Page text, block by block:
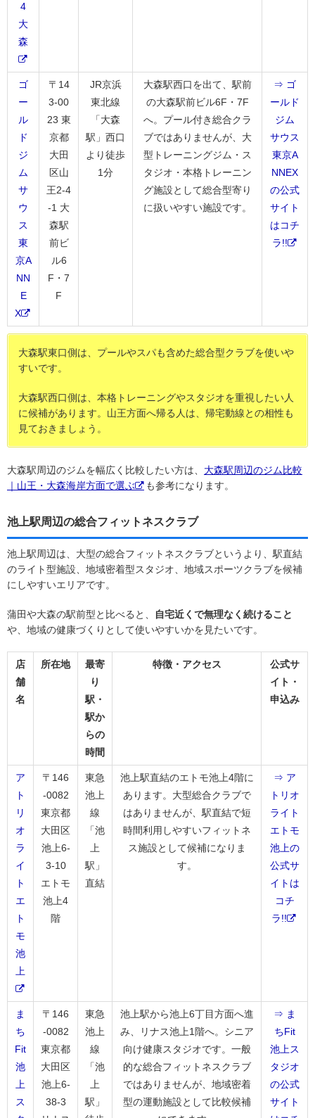
4
大
森
ゴ
ー
ル
ド
ジ
ム
サ
ウ
ス
東
京A
NN
E
X
〒14
3-00
23 東
京都
大田
区山
王2-4
-1 大
森駅
前ビ
ル6
F・7
F
JR京浜
東北線
「大森
駅」西口
より徒歩
1分
大森駅西口を出て、駅前
の大森駅前ビル6F・7F
へ。プール付き総合クラ
ブではありませんが、大
型トレーニングジム・ス
タジオ・本格トレーニン
グ施設として総合型寄り
に扱いやすい施設です。
⇒ ゴ
ールド
ジム
サウス
東京A
NNEX
の公式
サイト
はコチ
ラ!!
大森駅東口側は、プールやスパも含めた総合型クラブを使いや
すいです。
大森駅西口側は、本格トレーニングやスタジオを重視したい人
に候補があります。山王方面へ帰る人は、帰宅動線との相性も
見ておきましょう。
大森駅周辺のジムを幅広く比較したい方は、 大森駅周辺のジム比較
｜山王・大森海岸方面で選ぶ
も参考になります。
池上駅周辺の総合フィットネスクラブ
池上駅周辺は、大型の総合フィットネスクラブというより、駅直結
のライト型施設、地域密着型スタジオ、地域スポーツクラブを候補
にしやすいエリアです。
蒲田や大森の駅前型と比べると、
自宅近くで無理なく続けること
や、地域の健康づくりとして使いやすいかを見たいです。
店
舗
名
所在地
最寄
り
駅・
駅か
らの
時間
特徴・アクセス
公式サ
イト・
申込み
ア
ト
リ
オ
ラ
イ
ト
エ
ト
モ
池
上
〒146
-0082
東京都
大田区
池上6-
3-10
エトモ
池上4
階
東急
池上
線
「池
上
駅」
直結
池上駅直結のエトモ池上4階に
あります。大型総合クラブで
はありませんが、駅直結で短
時間利用しやすいフィットネ
ス施設として候補になりま
す。
⇒ ア
トリオ
ライト
エトモ
池上の
公式サ
イトは
コチ
ラ!!
ま
ち
Fit
池
上
ス
〒146
-0082
東京都
大田区
池上6-
38-3
東急
池上
線
「池
上
駅」
池上駅から池上6丁目方面へ進
み、リナス池上1階へ。シニア
向け健康スタジオです。一般
的な総合フィットネスクラブ
ではありませんが、地域密着
型の運動施設として比較候補
⇒ ま
ちFit
池上ス
タジオ
の公式
サイト